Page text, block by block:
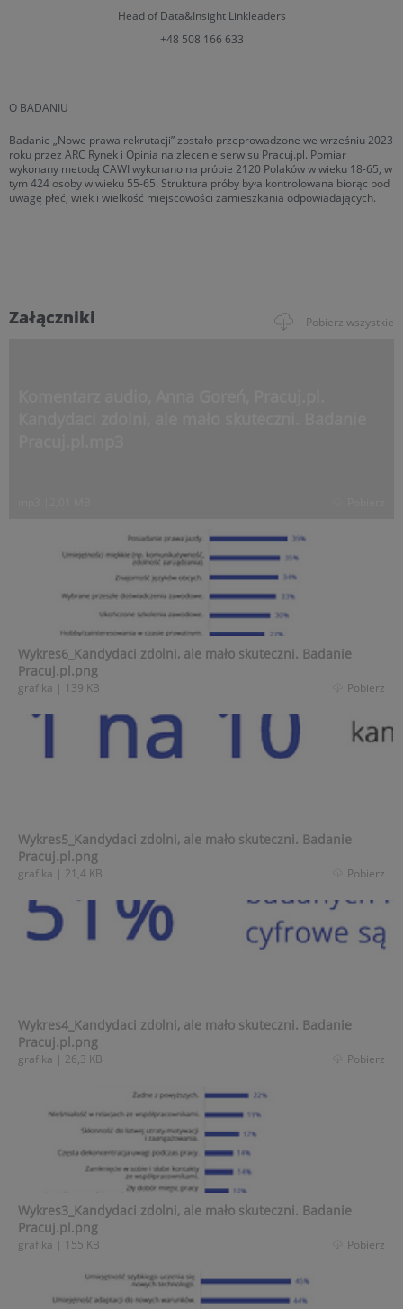
Head of Data&InsightLinkleaders
+48 508 166 633
O BADANIU
Badanie „Nowe prawa rekrutacji” zostało przeprowadzone we wrześniu 2023
roku przez ARC Rynek i Opinia na zlecenie serwisu Pracuj.pl. Pomiar
wykonany metodą CAWI wykonano na próbie 2120 Polaków w wieku 18-65, w
tym 424 osoby w wieku 55-65. Struktura próby była kontrolowana biorąc pod
uwagę płeć, wiek i wielkość miejscowości zamieszkania odpowiadających.
Załączniki Pobierz wszystkie
Wykres6_Kandydaci zdolni, ale mało skuteczni. Badanie
Pracuj.pl.png
grafika | 139 KB Pobierz
Wykres5_Kandydaci zdolni, ale mało skuteczni. Badanie
Pracuj.pl.png
grafika | 21,4 KB Pobierz
Wykres4_Kandydaci zdolni, ale mało skuteczni. Badanie
Pracuj.pl.png
grafika | 26,3 KB Pobierz
Wykres3_Kandydaci zdolni, ale mało skuteczni. Badanie
Pracuj.pl.png
grafika | 155 KB Pobierz